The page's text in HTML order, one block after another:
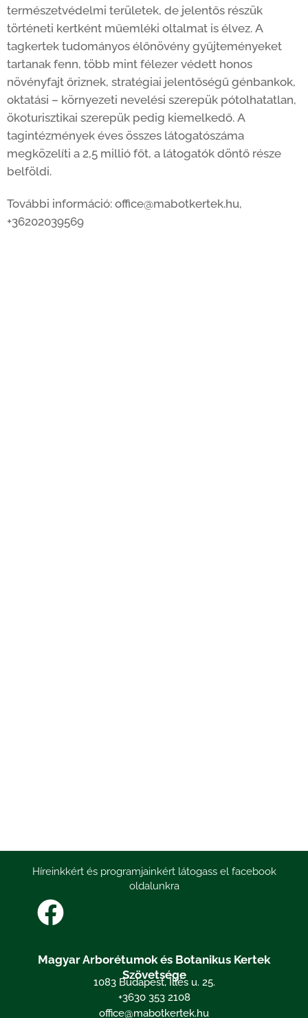
természetvédelmi területek, de jelentős részük
történeti kertként műemléki oltalmat is élvez. A
tagkertek tudományos élőnövény gyűjteményeket
tartanak fenn, több mint félezer védett honos
növényfajt őriznek, stratégiai jelentőségű génbankok,
oktatási – környezeti nevelési szerepük pótolhatatlan,
ökoturisztikai szerepük pedig kiemelkedő. A
tagintézmények éves összes látogatószáma
megközelíti a 2,5 millió főt, a látogatók döntő része
belföldi.
További információ: office@mabotkertek.hu,
+36202039569
Híreinkkért és programjainkért látogass el facebook
oldalunkra
Magyar Arborétumok és Botanikus Kertek
Szövetsége
1083 Budapest, Illés u. 25.
+3630 353 2108
office@mabotkertek.hu